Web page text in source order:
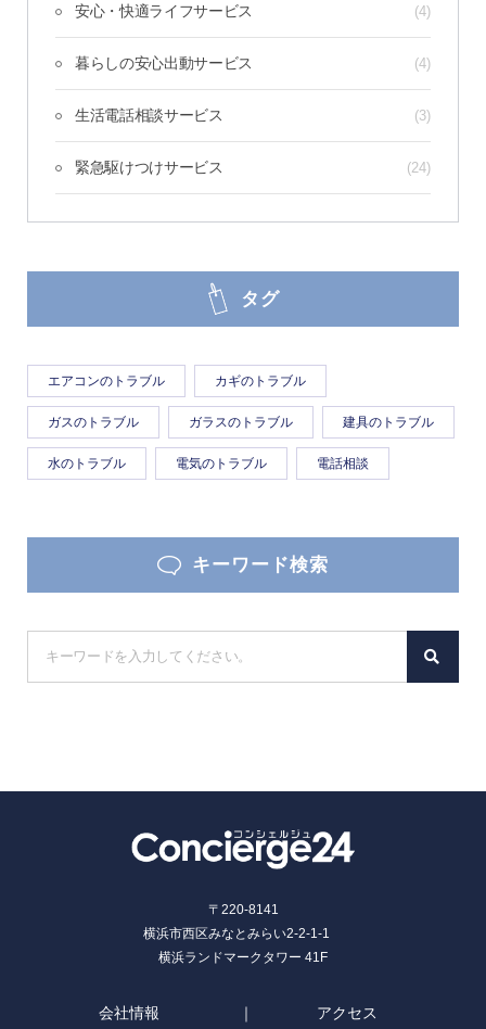
安心・快適ライフサービス (4)
暮らしの安心出動サービス (4)
生活電話相談サービス (3)
緊急駆けつけサービス (24)
タグ
エアコンのトラブル カギのトラブル
ガスのトラブル ガラスのトラブル 建具のトラブル
水のトラブル 電気のトラブル 電話相談
キーワード検索
〒220-8141
横浜市西区みなとみらい2-2-1-1
横浜ランドマークタワー 41F
会社情報 アクセス